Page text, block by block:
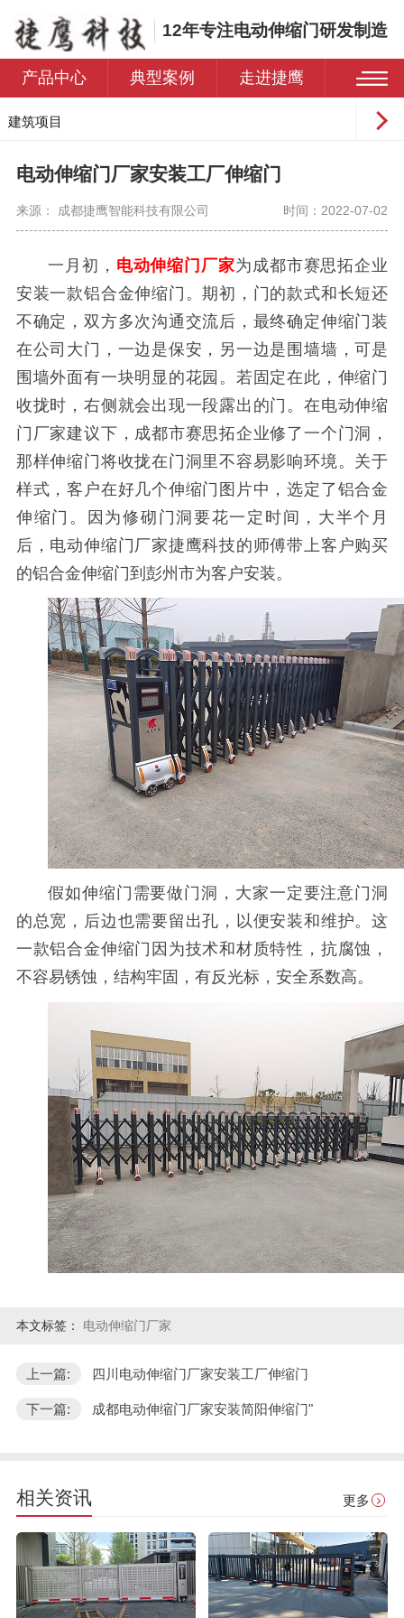
12年专注电动伸缩门研发制造
产品中心 典型案例 走进捷鹰
建筑项目
学校
医院
电动伸缩门厂家安装工厂伸缩门
来源： 成都捷鹰智能科技有限公司 时间：2022-07-02
一月初， 电动伸缩门厂家为成都市赛思拓企业
安装一款铝合金伸缩门。期初，门的款式和长短还
不确定，双方多次沟通交流后，最终确定伸缩门装
在公司大门，一边是保安，另一边是围墙墙，可是
围墙外面有一块明显的花园。若固定在此，伸缩门
收拢时，右侧就会出现一段露出的门。在电动伸缩
门厂家建议下，成都市赛思拓企业修了一个门洞，
那样伸缩门将收拢在门洞里不容易影响环境。关于
样式，客户在好几个伸缩门图片中，选定了铝合金
伸缩门。因为修砌门洞要花一定时间，大半个月
后，电动伸缩门厂家捷鹰科技的师傅带上客户购买
的铝合金伸缩门到彭州市为客户安装。
假如伸缩门需要做门洞，大家一定要注意门洞
的总宽，后边也需要留出孔，以便安装和维护。这
一款铝合金伸缩门因为技术和材质特性，抗腐蚀，
不容易锈蚀，结构牢固，有反光标，安全系数高。
本文标签： 电动伸缩门厂家
上一篇: 四川电动伸缩门厂家安装工厂伸缩门
下一篇: 成都电动伸缩门厂家安装简阳伸缩门"
相关资讯 更多